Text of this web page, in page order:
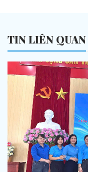
TIN LIÊN QUAN